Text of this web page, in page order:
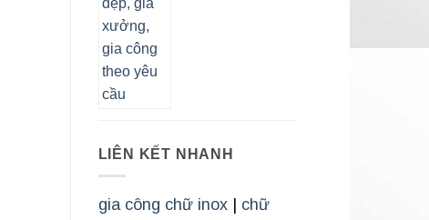
LIÊN KẾT NHANH
gia công chữ inox| chữ